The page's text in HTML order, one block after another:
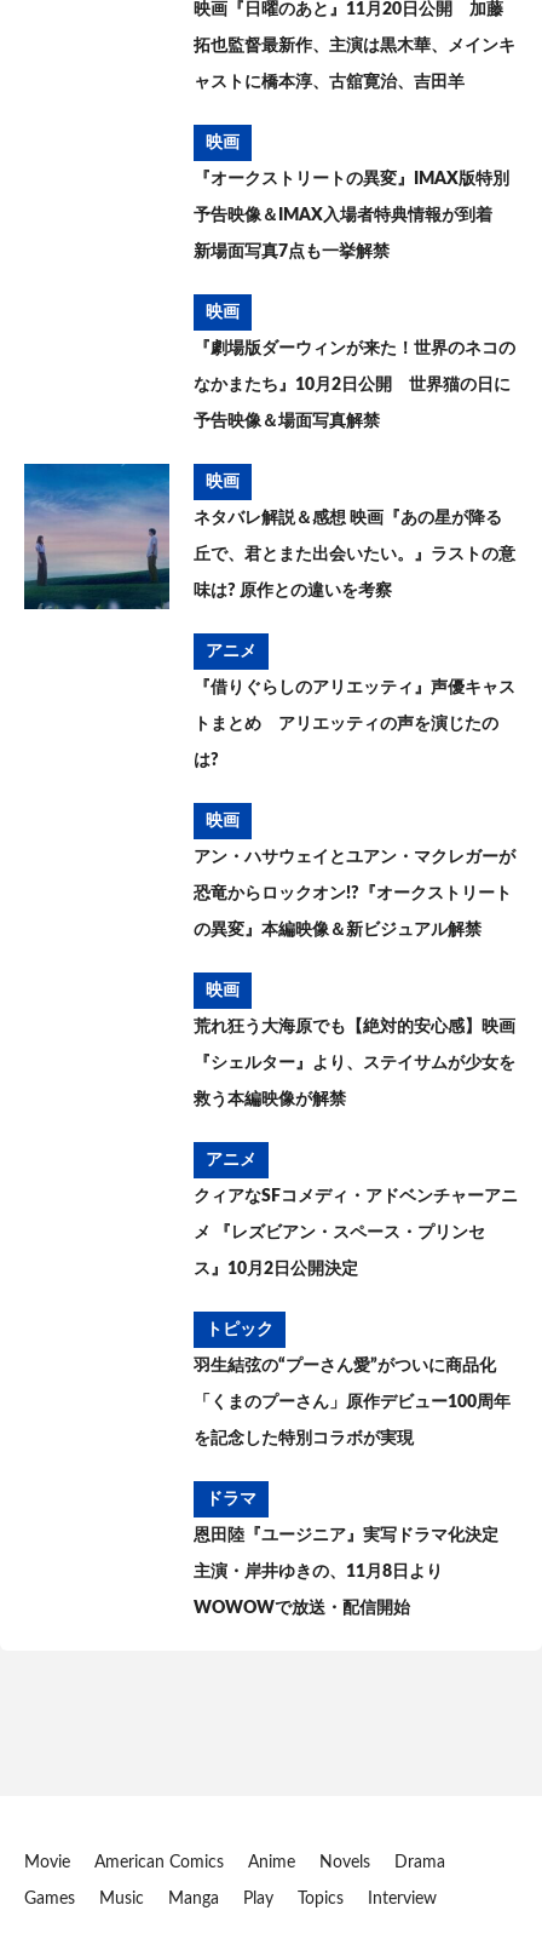
映画『日曜のあと』11月20日公開 加藤
拓也監督最新作、主演は黒木華、メインキ
ャストに橋本淳、古舘寛治、吉田羊
映画
『オークストリートの異変』IMAX版特別
予告映像＆IMAX入場者特典情報が到着
新場面写真7点も一挙解禁
映画
『劇場版ダーウィンが来た！世界のネコの
なかまたち』10月2日公開 世界猫の日に
予告映像＆場面写真解禁
映画
ネタバレ解説＆感想 映画『あの星が降る
丘で、君とまた出会いたい。』ラストの意
味は? 原作との違いを考察
アニメ
『借りぐらしのアリエッティ』声優キャス
トまとめ アリエッティの声を演じたの
は?
映画
アン・ハサウェイとユアン・マクレガーが
恐竜からロックオン!?『オークストリート
の異変』本編映像＆新ビジュアル解禁
映画
荒れ狂う大海原でも【絶対的安心感】映画
『シェルター』より、ステイサムが少女を
救う本編映像が解禁
アニメ
クィアなSFコメディ・アドベンチャーアニ
メ 『レズビアン・スペース・プリンセ
ス』10月2日公開決定
トピック
羽生結弦の“プーさん愛”がついに商品化
「くまのプーさん」原作デビュー100周年
を記念した特別コラボが実現
ドラマ
恩田陸『ユージニア』実写ドラマ化決定
主演・岸井ゆきの、11月8日より
WOWOWで放送・配信開始
Movie American Comics Anime Novels Drama
Games Music Manga Play Topics Interview